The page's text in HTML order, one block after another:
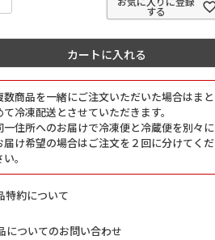
する
カートに入れる
数商品を一緒にご注文いただいた場合はまと
て冷凍配送とさせていただきます。
一住所へのお届けで冷凍便と冷蔵便を別々に
届け希望の場合はご注文を２回に分けてくだ
。
特約について
についてのお問い合わせ